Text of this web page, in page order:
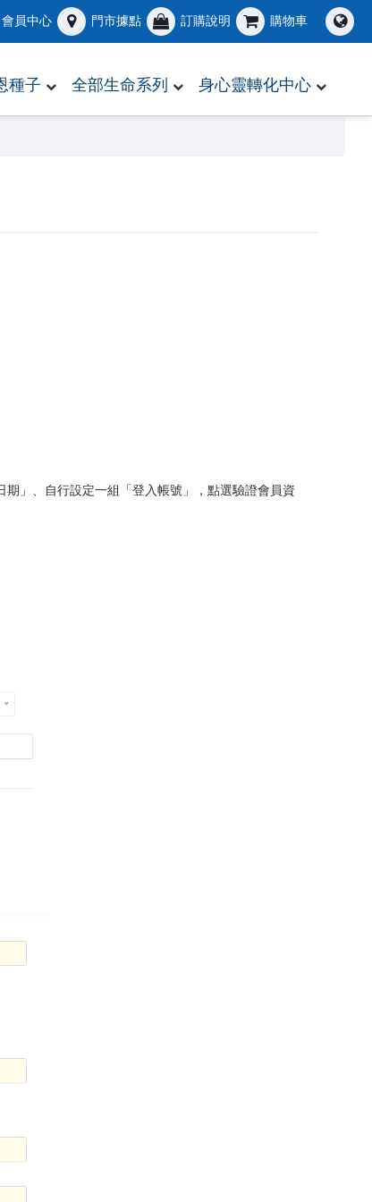
會員中心 門市據點 訂購說明 購物車
種子 全部生命系列 身心靈轉化中心
」、自行設定一組「登入帳號」，點選驗證會員資